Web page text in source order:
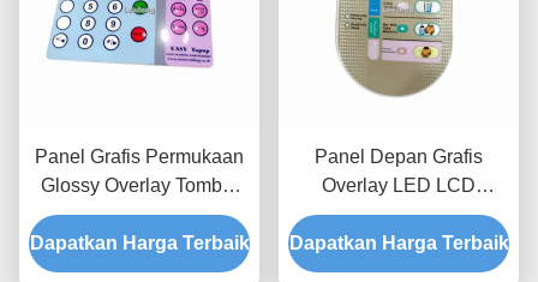
Panel Grafis Permukaan
Glossy Overlay Tombol
Taktil Tombol Timbul
Panel Kontrol Kustom
Dapatkan Harga Terbaik
Panel Depan Grafis
Overlay LED LCD
Window Membran Push
Button Switch
Dapatkan Harga Terbaik